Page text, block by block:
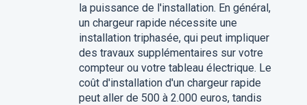
la puissance de l'installation. En général,
un chargeur rapide nécessite une
installation triphasée, qui peut impliquer
des travaux supplémentaires sur votre
compteur ou votre tableau électrique. Le
coût d'installation d'un chargeur rapide
peut aller de 500 à 2.000 euros, tandis